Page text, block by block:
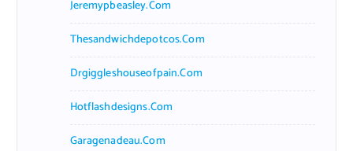
Jeremypbeasley.com
Thesandwichdepotcos.com
Drgiggleshouseofpain.com
Hotflashdesigns.com
Garagenadeau.com